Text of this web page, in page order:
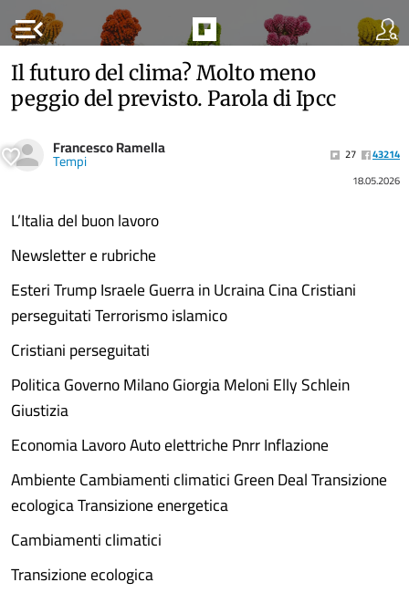
menu_open
Il futuro del clima? Molto meno
peggio del previsto. Parola di Ipcc
Francesco Ramella
Tempi 27
43214
18.05.2026
L’Italia del buon lavoro
Newsletter e rubriche
Esteri Trump Israele Guerra in Ucraina Cina Cristiani
perseguitati Terrorismo islamico
Cristiani perseguitati
Politica Governo Milano Giorgia Meloni Elly Schlein
Giustizia
Economia Lavoro Auto elettriche Pnrr Inflazione
Ambiente Cambiamenti climatici Green Deal Transizione
ecologica Transizione energetica
Cambiamenti climatici
Transizione ecologica